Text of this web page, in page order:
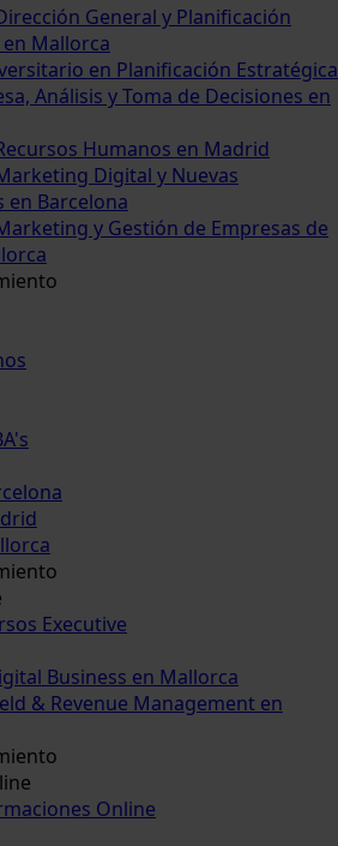
General y Planificación
Mallorca
en Planificación Estratégica
Análisis y Toma de Decisiones en
Humanos en Madrid
Digital y Nuevas
en Barcelona
y Gestión de Empresas de
Executive
Business en Mallorca
& Revenue Management en
Online